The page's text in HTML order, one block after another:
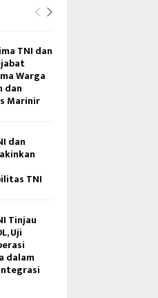
TNI dan
Warga
dan
Marinir
dan
TNI
Tinjau
Uji
dalam